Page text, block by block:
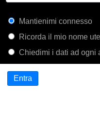
Mantienimi connesso
Ricorda il mio nome
Chiedimi i dati ad ogni
Entra